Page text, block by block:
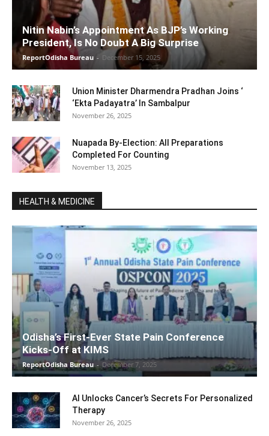
Nitin Nabin’s Appointment As BJP’s Working
President, Is No Doubt A Big Surprise
ReportOdisha Bureau - December 15, 2025
Union Minister Dharmendra Pradhan Joins ‘
‘Ekta Padayatra’ In Sambalpur
November 26, 2025
Nuapada By-Election: All Preparations
Completed For Counting
November 13, 2025
HEALTH & MEDICINE
Odisha’s First-Ever State Pain Conference
Kicks-Off at KIMS
ReportOdisha Bureau - December 7, 2025
AI Unlocks Cancer’s Secrets For Personalized
Therapy
November 26, 2025